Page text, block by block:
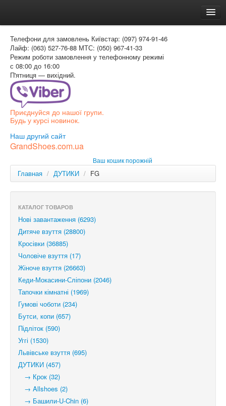
Доставка и оплата
Как заказать
Контакти
Таблиця розмірів
Вхід для покупця
РОС
Телефони для замовлень Київстар: (097) 974-91-46
Лайф: (063) 527-76-88 МТС: (050) 967-41-33
Режим роботи замовлення у телефонному режимі
с 08:00 до 16:00
П'ятниця — вихідний.
Приєднуйся до нашої групи.
Будь у курсі новинок.
Наш другий сайт
GrandShoes.com.ua
Ваш кошик порожній
Главная / ДУТИКИ / FG
КАТАЛОГ ТОВАРОВ
Нові завантаження (6293)
Дитяче взуття (28800)
Кросівки (36885)
Чоловіче взуття (17)
Жіноче взуття (26663)
Кеди-Мокасини-Сліпони (2046)
Тапочки кімнатні (1969)
Гумові чоботи (234)
Бутси, копи (657)
Підліток (590)
Уггі (1530)
Львівське взуття (695)
ДУТИКИ (457)
→ Крок (32)
→ Allshoes (2)
→ Башили-U-Chin (6)